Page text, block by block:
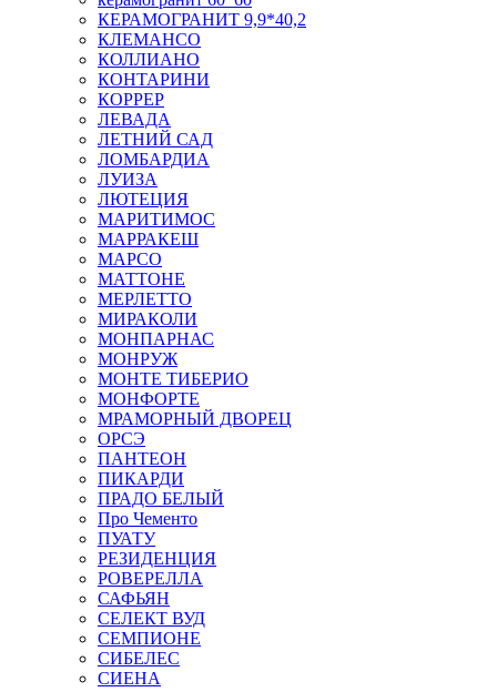
КЕРАМОГРАНИТ 9,9*40,2
КЛЕМАНСО
КОЛЛИАНО
КОНТАРИНИ
КОРРЕР
ЛЕВАДА
ЛЕТНИЙ САД
ЛОМБАРДИА
ЛУИЗА
ЛЮТЕЦИЯ
МАРИТИМОС
МАРРАКЕШ
МАРСО
МАТТОНЕ
МЕРЛЕТТО
МИРАКОЛИ
МОНПАРНАС
МОНРУЖ
МОНТЕ ТИБЕРИО
МОНФОРТЕ
МРАМОРНЫЙ ДВОРЕЦ
ОРСЭ
ПАНТЕОН
ПИКАРДИ
ПРАДО БЕЛЫЙ
Про Чементо
ПУАТУ
РЕЗИДЕНЦИЯ
РОВЕРЕЛЛА
САФЬЯН
СЕЛЕКТ ВУД
СЕМПИОНЕ
СИБЕЛЕС
СИЕНА